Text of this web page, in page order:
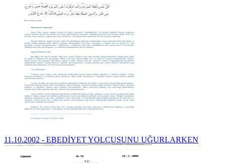
11.10.2002 - EBEDİYET YOLCUSUNU UĞURLARKEN